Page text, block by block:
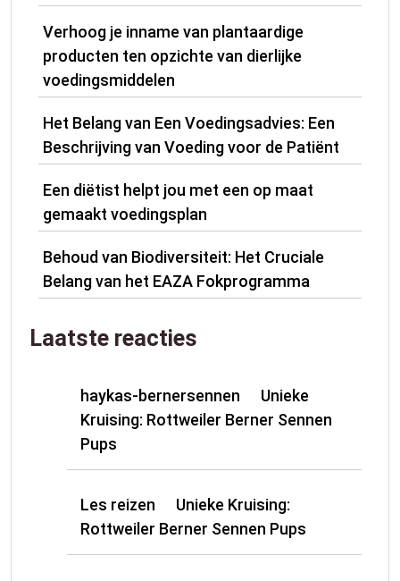
Verhoog je inname van plantaardige
producten ten opzichte van dierlijke
voedingsmiddelen
Het Belang van Een Voedingsadvies: Een
Beschrijving van Voeding voor de Patiënt
Een diëtist helpt jou met een op maat
gemaakt voedingsplan
Behoud van Biodiversiteit: Het Cruciale
Belang van het EAZA Fokprogramma
Laatste reacties
haykas-bernersennen
Unieke
Kruising: Rottweiler Berner Sennen
Pups
Les reizen
Unieke Kruising:
Rottweiler Berner Sennen Pups